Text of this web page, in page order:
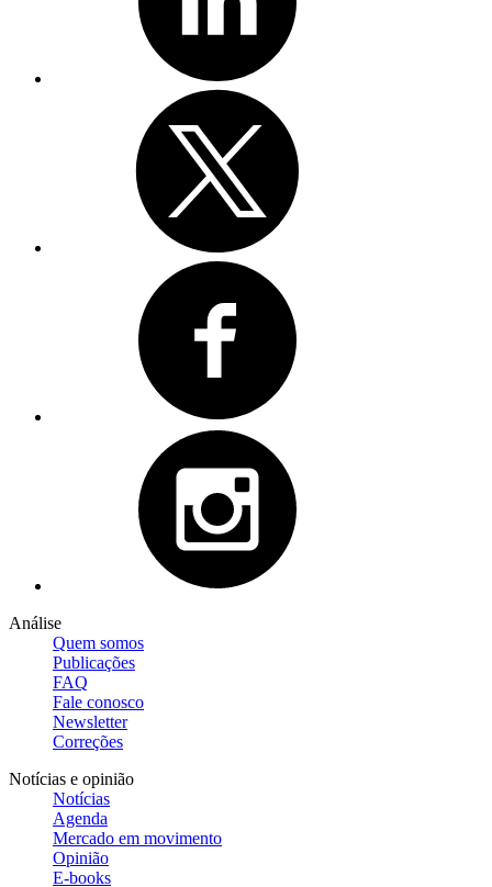
Análise
Quem somos
Publicações
FAQ
Fale conosco
Newsletter
Correções
Notícias e opinião
Notícias
Agenda
Mercado em movimento
Opinião
E-books